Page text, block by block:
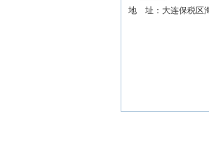
地 址：大连保税区